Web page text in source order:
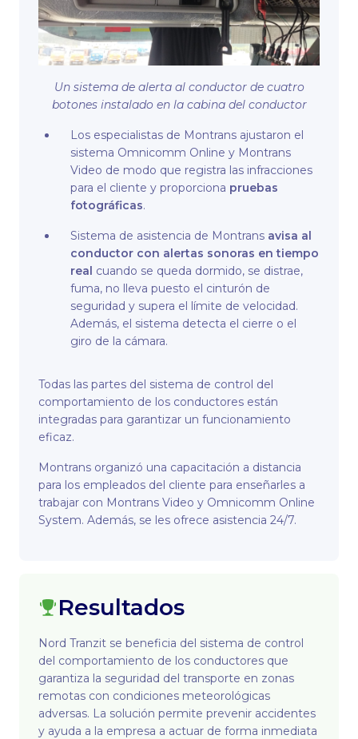
Un sistema de alerta al conductor de cuatro
botones instalado en la cabina del conductor
Los especialistas de Montrans ajustaron el
sistema Omnicomm Online y Montrans
Video de modo que registra las infracciones
para el cliente y proporciona pruebas
fotográficas.
Sistema de asistencia de Montrans avisa al
conductor con alertas sonoras en tiempo
real cuando se queda dormido, se distrae,
fuma, no lleva puesto el cinturón de
seguridad y supera el límite de velocidad.
Además, el sistema detecta el cierre o el
giro de la cámara.
Todas las partes del sistema de control del
comportamiento de los conductores están
integradas para garantizar un funcionamiento
eficaz.
Montrans organizó una capacitación a distancia
para los empleados del cliente para enseñarles a
trabajar con Montrans Video y Omnicomm Online
System. Además, se les ofrece asistencia 24/7.
Resultados
Nord Tranzit se beneficia del sistema de control
del comportamiento de los conductores que
garantiza la seguridad del transporte en zonas
remotas con condiciones meteorológicas
adversas. La solución permite prevenir accidentes
y ayuda a la empresa a actuar de forma inmediata